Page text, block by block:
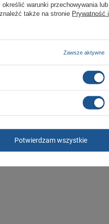
określić warunki przechowywania lub
także na stronie Prywatność i
Zawsze aktywne
Potwierdzam wszystkie